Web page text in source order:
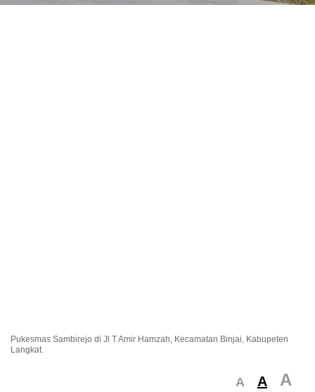
Pukesmas Sambirejo di Jl T Amir Hamzah, Kecamatan Binjai, Kabupeten
Langkat.
A A A